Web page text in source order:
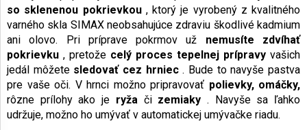
so sklenenou pokrievkou, ktorý je vyrobený z kvalitného
varného skla SIMAX neobsahujúce zdraviu škodlivé kadmium
ani olovo. Pri príprave pokrmov už nemusíte zdvíhať
pokrievku , pretože celý proces tepelnej prípravy vašich
jedál môžete sledovať cez hrniec. Bude to navyše pastva
pre vaše oči. V hrnci možno pripravovať polievky, omáčky,
rôzne prílohy ako je ryžači zemiaky . Navyše sa ľahko
udržuje, možno ho umývať v automatickej umývačke riadu.